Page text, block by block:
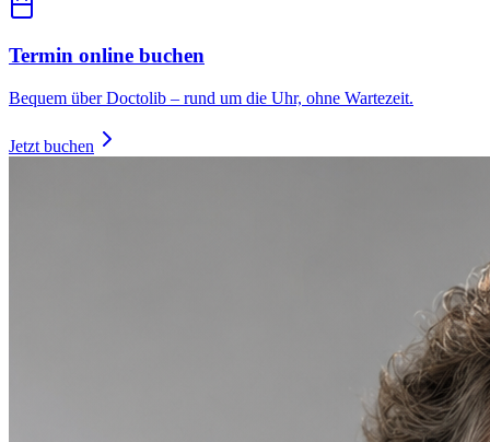
Termin online buchen
Bequem über Doctolib – rund um die Uhr, ohne Wartezeit.
Jetzt buchen